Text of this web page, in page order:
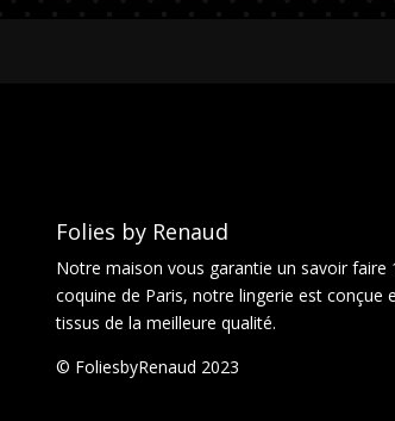
Folies by Renaud
Notre maison vous garantie un savoir faire
coquine de Paris, notre lingerie est conçue
tissus de la meilleure qualité.
© FoliesbyRenaud 2023